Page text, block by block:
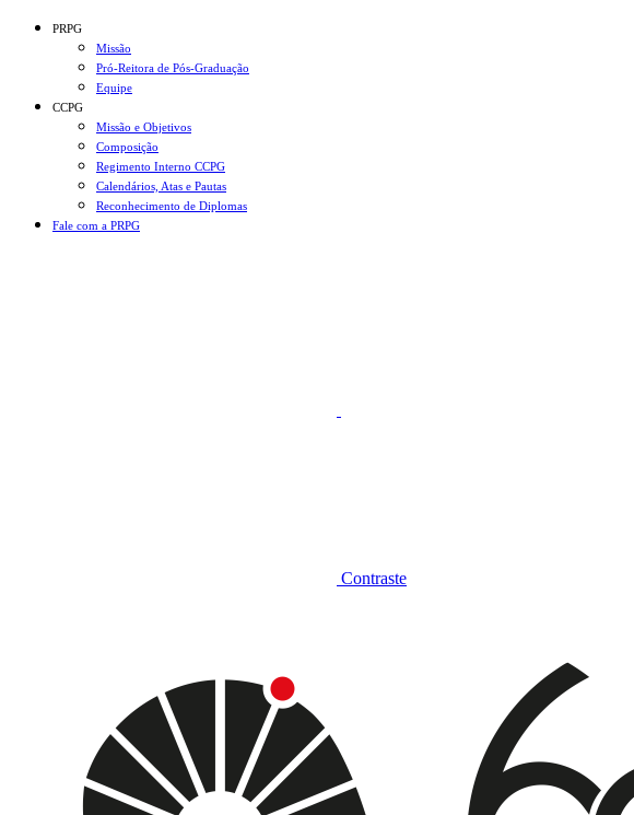
Conteúdo principal
PRPG
Missão
Pró-Reitora de Pós-Graduação
Equipe
CCPG
Missão e Objetivos
Composição
Regimento Interno CCPG
Calendários, Atas e Pautas
Reconhecimento de Diplomas
Fale com a PRPG
Contraste